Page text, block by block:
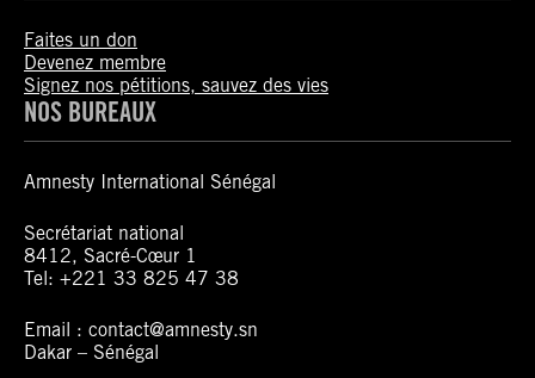
Faites un don
Devenez membre
Signez nos pétitions, sauvez des vies
NOS BUREAUX
Amnesty International Sénégal
Secrétariat national
8412, Sacré-Cœur 1
Tel: +221 33 825 47 38
Email : contact@amnesty.sn
Dakar – Sénégal